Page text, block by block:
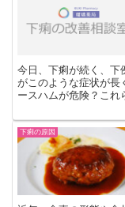
今日、下痢が続く、下
がこのような症状が長
ースハムが危険？これ
下痢の原因